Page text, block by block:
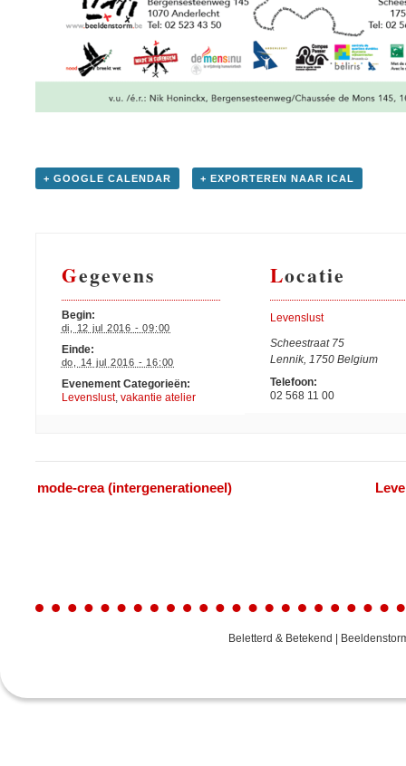
+ GOOGLE CALENDAR + EXPORTEREN NAAR ICAL
Gegevens
Begin:
di, 12 jul 2016 - 09:00
Einde:
do, 14 jul 2016 - 16:00
Evenement Categorieën:
Levenslust, vakantie atelier
Locatie
Levenslust
Scheestraat 75
Lennik, 1750 Belgium
Telefoon:
02 568 11 00
Evenement
mode-crea (intergenerationeel)
Beletterd & Betekend |